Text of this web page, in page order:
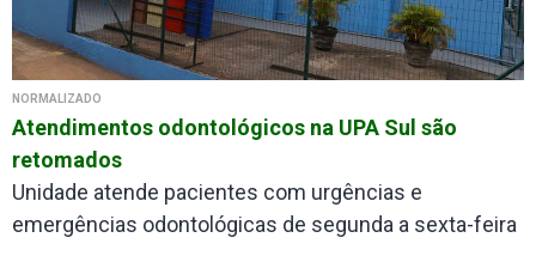
NORMALIZADO
Atendimentos odontológicos na UPA Sul são
retomados
Unidade atende pacientes com urgências e
emergências odontológicas de segunda a sexta-feira